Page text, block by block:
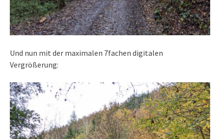
Und nun mit der maximalen 7fachen digitalen
Vergrößerung: